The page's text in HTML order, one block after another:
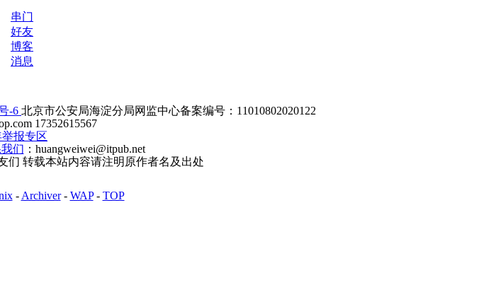
串门
好友
博客
消息
-6 北京市公安局海淀分局网监中心备案编号：11010802020122
17352615567
报专区
们 ：huangweiwei@itpub.net
们 转载本站内容请注明原作者名及出处
- Archiver- WAP- TOP